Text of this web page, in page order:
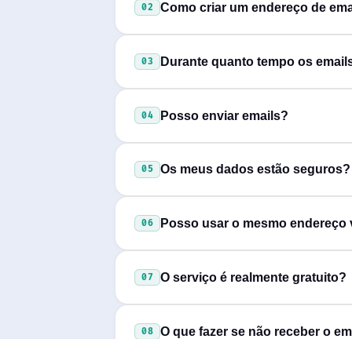
downloads, ou qualquer situação
02 Como criar um endereço de
passe.
03 Durante quanto tempo os
04 Posso enviar emails?
verificação e notificações.
05 Os meus dados estão seguros?
instalados com o seu
06 Posso usar o mesmo endereço
07 O serviço é realmente gratuito?
08 O que fazer se não receber o